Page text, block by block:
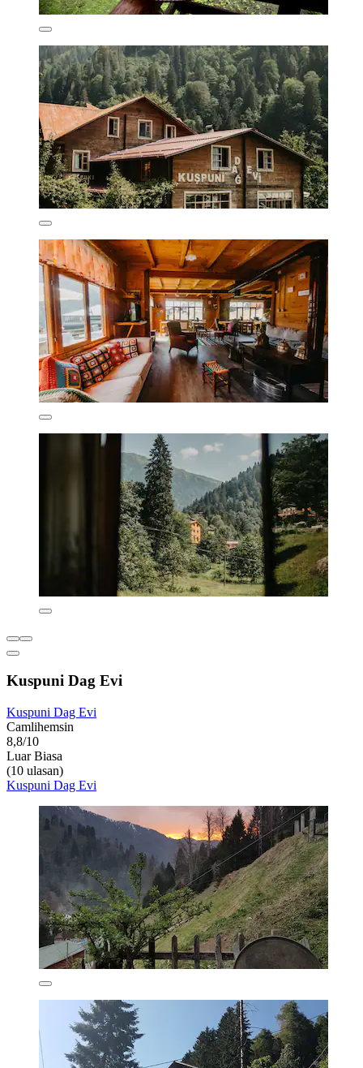
Kuspuni Dag Evi
Kuspuni Dag Evi
Camlihemsin
8,8/10
Luar Biasa
(10 ulasan)
Kuspuni Dag Evi